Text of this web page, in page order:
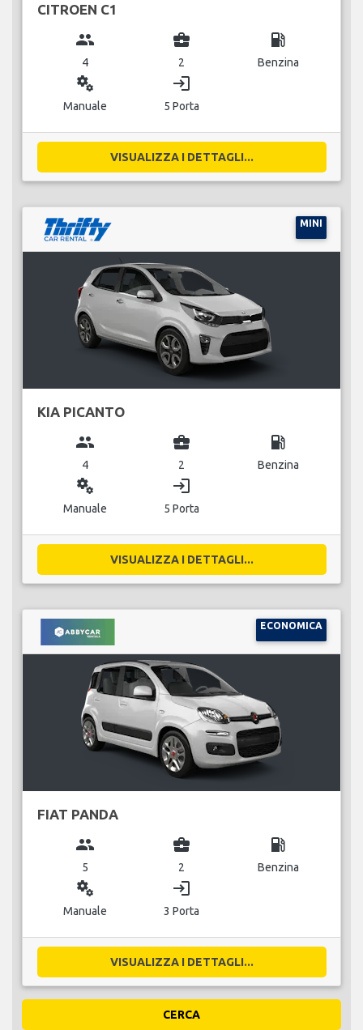
CITROEN C1
group
4
business_center
2
local_gas_station
Benzina
miscellaneous_services
Manuale
login
5 Porta
VISUALIZZA I DETTAGLI...
MINI
KIA PICANTO
group
4
business_center
2
local_gas_station
Benzina
miscellaneous_services
Manuale
login
5 Porta
VISUALIZZA I DETTAGLI...
ECONOMICA
FIAT PANDA
group
5
business_center
2
local_gas_station
Benzina
miscellaneous_services
Manuale
login
3 Porta
VISUALIZZA I DETTAGLI...
CERCA